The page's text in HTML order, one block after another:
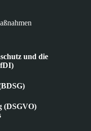
und die
(DSGVO)